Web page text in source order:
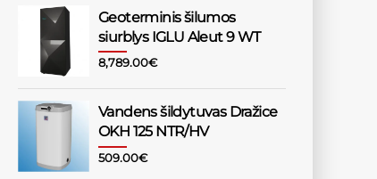
Geoterminis šilumos
siurblys IGLU Aleut 9 WT
8,789.00€
Vandens šildytuvas Dražice
OKH 125 NTR/HV
509.00€